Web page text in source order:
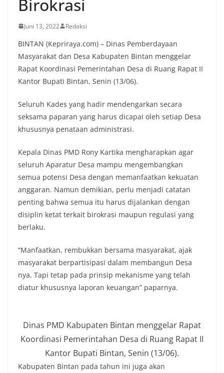
Birokrasi
Juni 13, 2022 Redaksi
BINTAN (Kepriraya.com) – Dinas Pemberdayaan
Masyarakat dan Desa Kabupaten Bintan menggelar
Rapat Koordinasi Pemerintahan Desa di Ruang Rapat II
Kantor Bupati Bintan, Senin (13/06).
Seluruh Kades yang hadir mendengarkan secara
seksama paparan yang harus dicapai oleh setiap Desa
khususnya penataan administrasi.
Kepala Dinas PMD Rony Kartika mengharapkan agar
seluruh Aparatur Desa mampu mengembangkan
semua potensi Desa dengan memanfaatkan kekuatan
anggaran. Namun demikian, perlu menjadi catatan
penting bahwa semua itu harus dijalankan dengan
disiplin ketat terkait birokrasi maupun regulasi yang
berlaku.
“Manfaatkan, rembukkan bersama masyarakat, ajak
masyarakat berpartisipasi dalam membangun Desa
nya. Tapi tetap pada prinsip mekanisme yang telah
diatur khususnya laporan keuangan” paparnya.
Dinas PMD Kabupaten Bintan menggelar Rapat
Koordinasi Pemerintahan Desa di Ruang Rapat II
Kantor Bupati Bintan, Senin (13/06).
Kabupaten Bintan pada tahun ini juga akan